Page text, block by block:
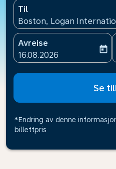
Til
Boston, Logan
Avreise
fc-booking-departure-
16.08.2026
today
Se
*Endring av denne
billettpris